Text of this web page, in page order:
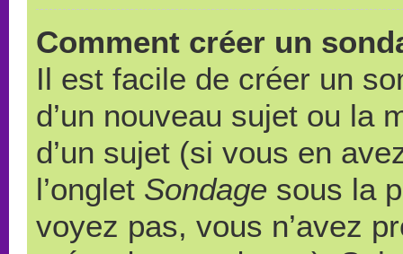
Comment créer un
Il est facile de créer un
d’un nouveau sujet ou la
d’un sujet (si vous en
l’onglet Sondage sous la
voyez pas, vous n’avez